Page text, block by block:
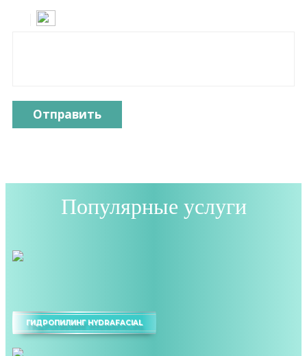
Отправить
Популярные услуги
ГИДРОПИЛИНГ HYDRAFACIAL